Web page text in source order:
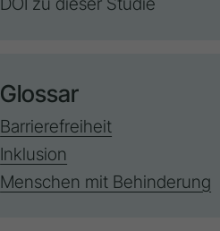
Glossar
Barrierefreiheit
Inklusion
Menschen mit Behinderung